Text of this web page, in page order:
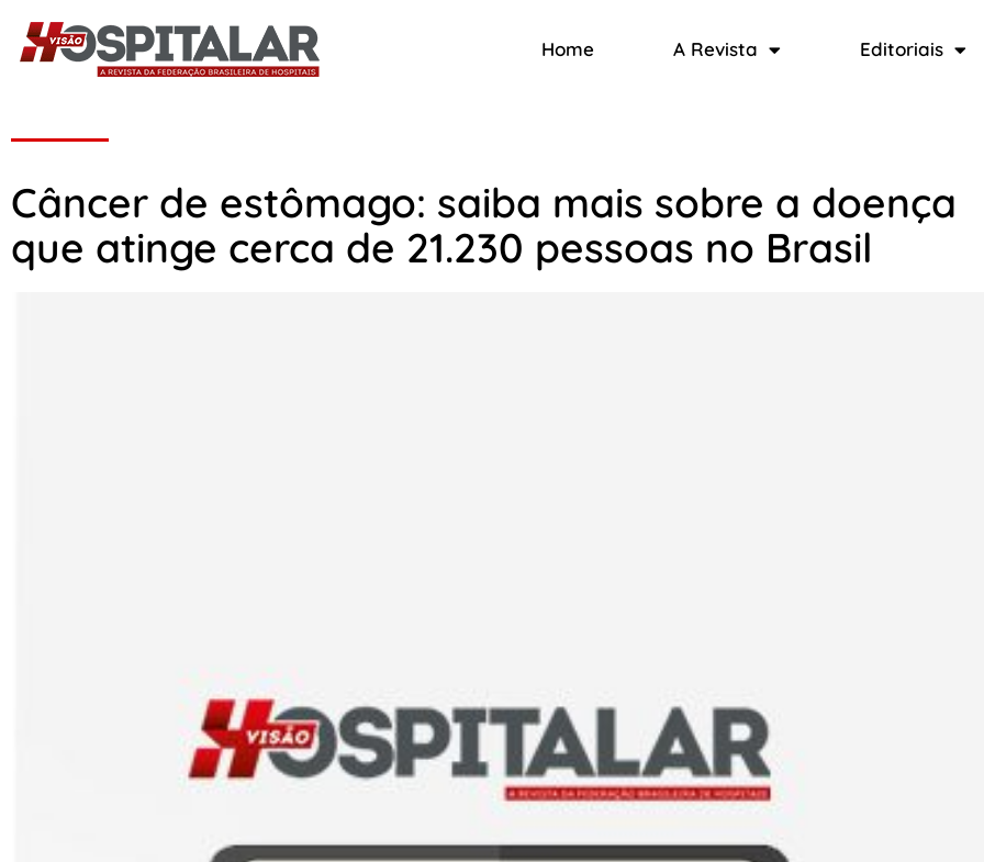
Home A Revista Editoriais
Câncer de estômago: saiba mais sobre a doença
que atinge cerca de 21.230 pessoas no Brasil